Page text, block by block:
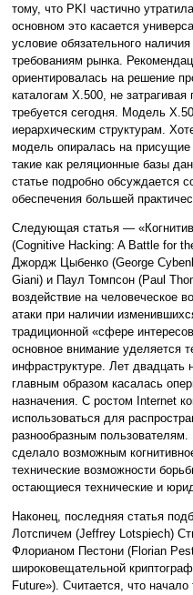
тому, что PKI частично
основном это касается
условие обязательного
требованиям рынка.
ориентировалась на решение
каталогам X.500, не
требуется сегодня. Модель
иерархическим структурам.
модель опиралась на
такие как реляционные базы
статье подробно обсуждается
обеспечения большей
Следующая статья —
(Cognitive Hacking: A Battle for
Джордж Цыбенко (George
Giani) и Паул Томпсон (Paul
воздействие на человеческое
атаки при наличии
традиционной «сфере
основное внимание уделяется
инфраструктуре. Лет двадцать
главным образом касалась
назначения. С ростом Internet
использоваться для
разнообразным
сделало возможным
технические возможности
остающиеся технические и
Наконец, последняя статья
Лотспичем (Jeffrey Lotspiech)
Флорианом Пестони (Florian
широковещательной
Future»). Считается, что